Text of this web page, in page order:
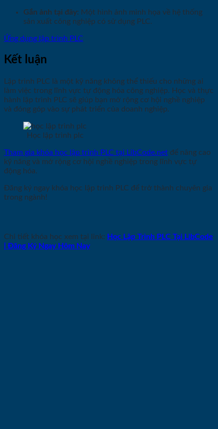
Gắn ảnh tại đây: Một hình ảnh minh họa về hệ thống
sản xuất công nghiệp có sử dụng PLC.
Ứng dụng lập trình PLC
Kết luận
Lập trình PLC là một kỹ năng không thể thiếu cho những ai
làm việc trong lĩnh vực tự động hóa công nghiệp. Học và thực
hành lập trình PLC sẽ giúp bạn mở rộng cơ hội nghề nghiệp
và đóng góp vào sự phát triển của doanh nghiệp.
Học lập trình plc
Tham gia khóa học lập trình PLC tại LibCode.net để nâng cao
kỹ năng và mở rộng cơ hội nghề nghiệp trong lĩnh vực tự
động hóa.
Đăng ký ngay khóa học lập trình PLC để trở thành chuyên gia
trong ngành!
Chi tiết khóa học xem tại link: Học Lập Trình PLC Tại LibCode
| Đăng Ký Ngay Hôm Nay